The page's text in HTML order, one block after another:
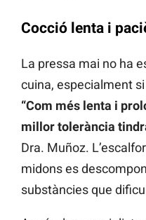
Cocció lenta i
La pressa mai no ha
cuina, especialment
“Com més lenta i
millor tolerància
Dra. Muñoz.
midons es
substàncies que